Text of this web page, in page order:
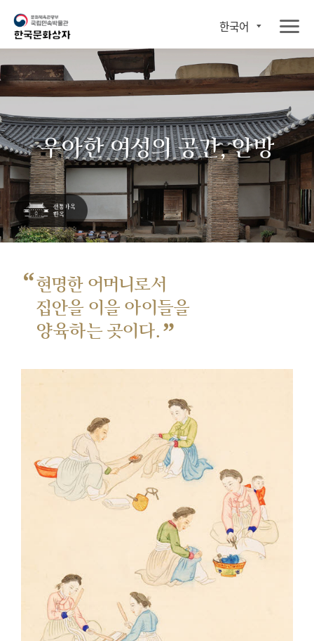
한국어
우아한 여성의 공간, 안방
“현명한 어머니로서
집안을 이을 아이들을
양육하는 곳이다. ”